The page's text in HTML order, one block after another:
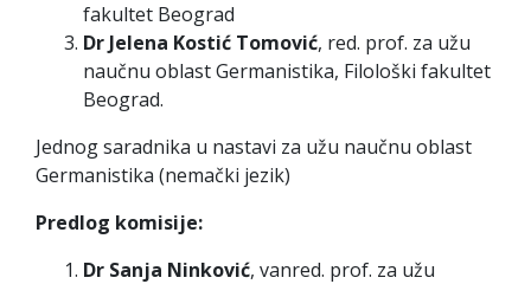
fakultet Beograd
Dr Jelena Kostić Tomović, red. prof. za užu
naučnu oblast Germanistika, Filološki fakultet
Beograd.
Jednog saradnika u nastavi za užu naučnu oblast
Germanistika (nemački jezik)
Predlog komisije:
Dr Sanja Ninković, vanred. prof. za užu